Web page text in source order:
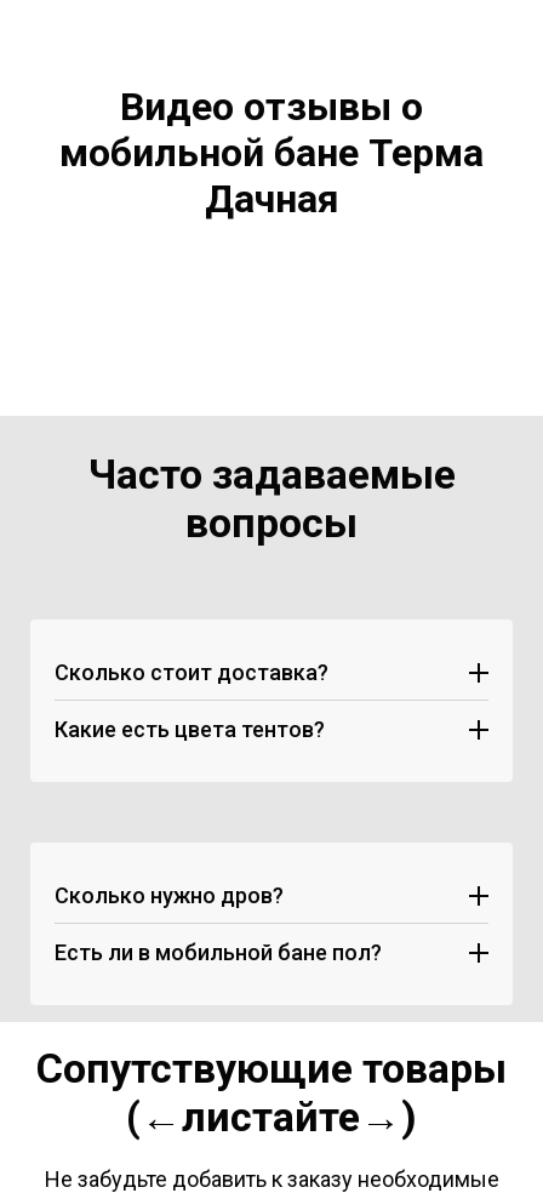
Видео отзывы о
мобильной бане Терма
Дачная
Часто задаваемые
вопросы
Сколько стоит доставка?
Какие есть цвета тентов?
Сколько нужно дров?
Есть ли в мобильной бане пол?
рулонный вспененный утеплитель.
Сопутствующие товары
(←листайте→)
Не забудьте добавить к заказу необходимые